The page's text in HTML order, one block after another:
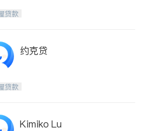
Maple
Guelph
Ajax
Niagara Falls
贷款
约克贷
贷款
Kimiko Lu